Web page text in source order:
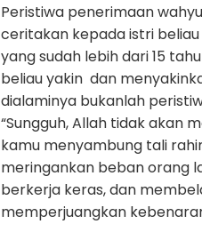
Peristiwa penerimaan
ceritakan kepada istri
yang sudah lebih dari 15
beliau yakin dan
dialaminya bukanlah
“Sungguh, Allah tidak akan
kamu menyambung tali
meringankan beban orang
berkerja keras, dan
memperjuangkan